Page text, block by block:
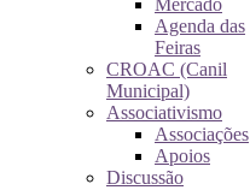
Mercado
Agenda das
Feiras
CROAC (Canil
Municipal)
Associativismo
Associações
Apoios
Discussão